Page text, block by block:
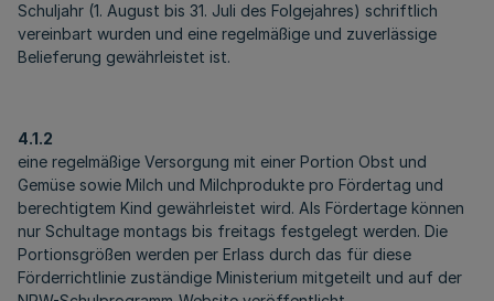
Schuljahr (1. August bis 31. Juli des Folgejahres) schriftlich
vereinbart wurden und eine regelmäßige und zuverlässige
Belieferung gewährleistet ist.
4.1.2
eine regelmäßige Versorgung mit einer Portion Obst und
Gemüse sowie Milch und Milchprodukte pro Fördertag und
berechtigtem Kind gewährleistet wird. Als Fördertage können
nur Schultage montags bis freitags festgelegt werden. Die
Portionsgrößen werden per Erlass durch das für diese
Förderrichtlinie zuständige Ministerium mitgeteilt und auf der